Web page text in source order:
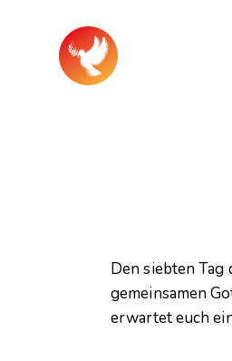
Den siebten Tag
gemeinsamen
erwartet euch